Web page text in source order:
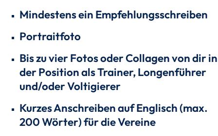
Mindestens ein Empfehlungsschreiben
Portraitfoto
Bis zu vier Fotos oder Collagen von dir in
der Position als Trainer, Longenführer
und/oder Voltigierer
Kurzes Anschreiben auf Englisch (max.
200 Wörter) für die Vereine